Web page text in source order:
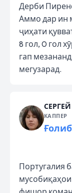
Дерби
Аммо дар ин
ҷиҳати
8 гол, 0 гол
гап
мегузарад.
КАППЕР
Португалия